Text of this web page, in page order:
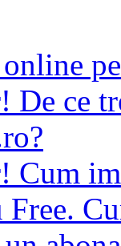
online
De ce
Cum
Free.